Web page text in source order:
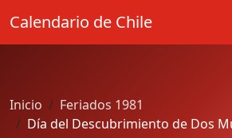
Calendario de Chile
Inicio
Feriados 1981
Día del Descubrimiento de Dos